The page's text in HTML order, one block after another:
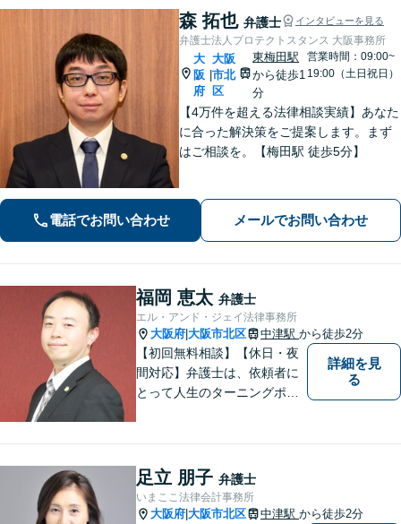
森 拓也 弁護士 インタビューを見る
弁護士法人プロテクトスタンス 大阪事務所
大
阪
府
大阪
市北
区
東梅田駅
から徒歩1
分
営業時間：09:00~
19:00（土日祝日）
【4万件を超える法律相談実績】あなた
に合った解決策をご提案します。まず
はご相談を。【梅田駅 徒歩5分】
電話でお問い合わせ メールでお問い合わせ
福岡 恵太 弁護士
エル・アンド・ジェイ法律事務所
大阪府 大阪市北区 中津駅 から徒歩2分
【初回無料相談】【休日・夜
間対応】弁護士は、依頼者に
とって人生のターニングポイ
え込むことなくまずはご相談
ください。【完全個室対応】
詳細を見
る
足立 朋子 弁護士
いまここ法律会計事務所
大阪府 大阪市北区 中津駅 から徒歩2分